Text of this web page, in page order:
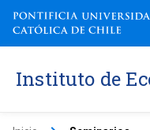
Instituto de